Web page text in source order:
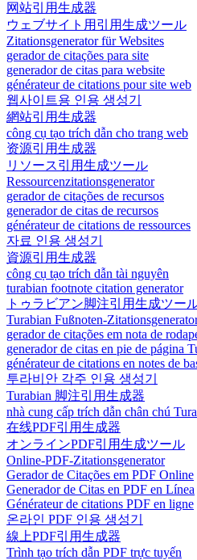
网站引用生成器
ウェブサイト用引用生成ツール
Zitationsgenerator für Websites
gerador de citações para site
generador de citas para website
générateur de citations pour site web
웹사이트용 인용 생성기
網站引用生成器
công cụ tạo trích dẫn cho trang web
资源引用生成器
リソース引用生成ツール
Ressourcenzitationsgenerator
gerador de citações de recursos
generador de citas de recursos
générateur de citations de ressources
자료 인용 생성기
資源引用生成器
công cụ tạo trích dẫn tài nguyên
turabian footnote citation generator
トゥラビアン脚注引用生成ツー
Turabian Fußnoten-
gerador de citações em nota de
generador de citas en pie de página
générateur de citations en notes de
투라비안 각주 인용 생성기
Turabian 脚注引用生成器
nhà cung cấp trích dẫn chân chú
在线PDF引用生成器
オンラインPDF引用生成ツール
Online-PDF-Zitationsgenerator
Gerador de Citações em PDF Online
Generador de Citas en PDF en Línea
Générateur de citations PDF en ligne
온라인 PDF 인용 생성기
線上PDF引用生成器
Trình tạo trích dẫn PDF trực tuyến